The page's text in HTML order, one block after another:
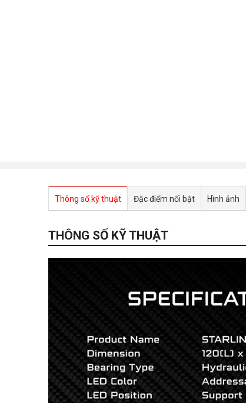
Thông số kỹ thuật Đặc điểm nổi bật Hình ảnh
THÔNG SỐ KỸ THUẬT